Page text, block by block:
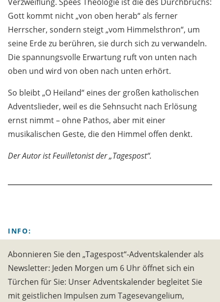
Gott kommt nicht „von oben herab“ als ferner
Herrscher, sondern steigt „vom Himmelsthron“, um
seine Erde zu berühren, sie durch sich zu verwandeln.
Die spannungsvolle Erwartung ruft von unten nach
oben und wird von oben nach unten erhört.
So bleibt „O Heiland“ eines der großen katholischen
Adventslieder, weil es die Sehnsucht nach Erlösung
ernst nimmt – ohne Pathos, aber mit einer
musikalischen Geste, die den Himmel offen denkt.
Der Autor ist Feuilletonist der „Tagespost“.
INFO:
Abonnieren Sie den „Tagespost“-Adventskalender als
Newsletter: Jeden Morgen um 6 Uhr öffnet sich ein
Türchen für Sie: Unser Adventskalender begleitet Sie
mit geistlichen Impulsen zum Tagesevangelium,